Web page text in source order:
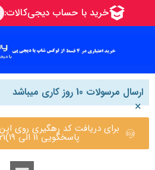
ارسال مرسولات 10 روز کاری میباشد
×
برای دریافت کد رهگیری روی
پاسخگویی 11 الی 19)09365755921